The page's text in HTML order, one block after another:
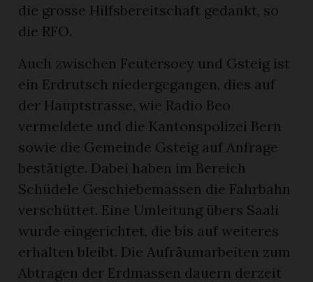
die grosse Hilfsbereitschaft gedankt, so
die RFO.
Auch zwischen Feutersoey und Gsteig ist
ein Erdrutsch niedergegangen, dies auf
der Hauptstrasse, wie Radio Beo
vermeldete und die Kantonspolizei Bern
sowie die Gemeinde Gsteig auf Anfrage
bestätigte. Dabei haben im Bereich
Schüdele Geschiebemassen die Fahrbahn
verschüttet. Eine Umleitung übers Saali
wurde eingerichtet, die bis auf weiteres
erhalten bleibt. Die Aufräumarbeiten zum
Abtragen der Erdmassen dauern derzeit